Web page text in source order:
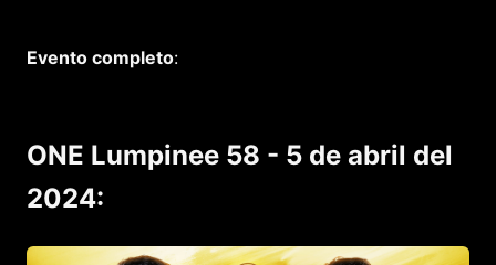
Evento completo:
ONE Lumpinee 58 - 5 de abril del
2024: